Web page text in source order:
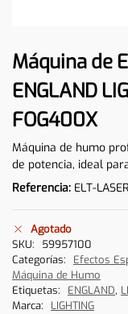
Máquina de
ENGLAND
FOG400X
Máquina de humo
de potencia, ideal
Referencia: ELT-
Agotado
SKU:
59957100
Categorías:
Efectos
Máquina de Humo
Etiquetas:
ENGLAND,
Marca:
LIGHTING